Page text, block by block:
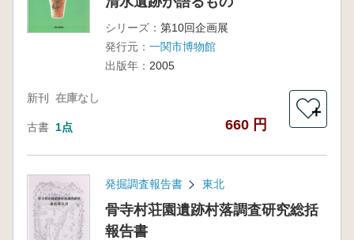
シリーズ： 第10回企画展
発行元： 一関市博物館
出版年： 2005
新刊 在庫なし
古書 1点 660 円
＋
発掘調査報告書 東北
骨寺村荘園遺跡村落調査研究総括
報告書